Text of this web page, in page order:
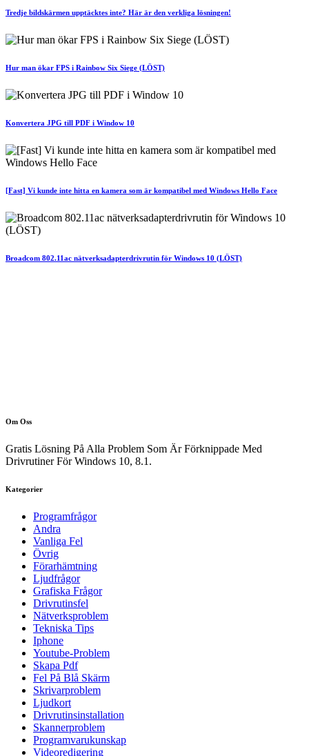
Tredje bildskärmen upptäcktes inte? Här är den verkliga lösningen!
Hur man ökar FPS i Rainbow Six Siege (LÖST)
Konvertera JPG till PDF i Window 10
[Fast] Vi kunde inte hitta en kamera som är kompatibel med Windows Hello Face
Broadcom 802.11ac nätverksadapterdrivrutin för Windows 10 (LÖST)
Om Oss
Gratis Lösning På Alla Problem Som Är Förknippade Med
Drivrutiner För Windows 10, 8.1.
Kategorier
Programfrågor
Andra
Vanliga Fel
Övrig
Förarhämtning
Ljudfrågor
Grafiska Frågor
Drivrutinsfel
Nätverksproblem
Tekniska Tips
Iphone
Youtube-Problem
Skapa Pdf
Fel På Blå Skärm
Skrivarproblem
Ljudkort
Drivrutinsinstallation
Skannerproblem
Programvarukunskap
Videoredigering